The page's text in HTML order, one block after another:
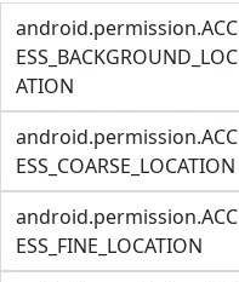
android.permission.ACC
ESS_BACKGROUND_LOC
ATION
android.permission.ACC
ESS_COARSE_LOCATION
android.permission.ACC
ESS_FINE_LOCATION